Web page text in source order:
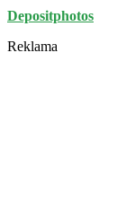
Depositphotos
Reklama